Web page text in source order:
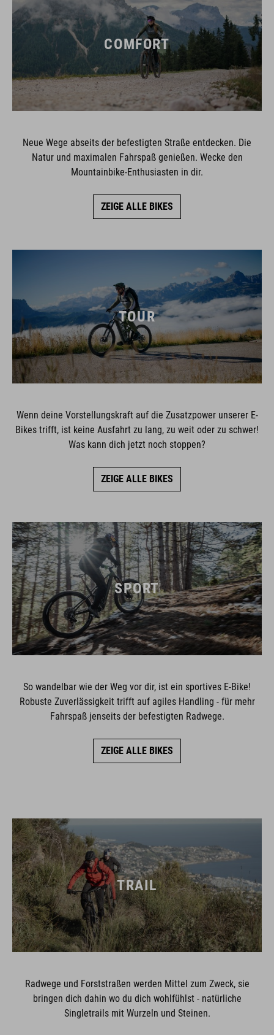
COMFORT
Neue Wege abseits der befestigten Straße entdecken. Die
Natur und maximalen Fahrspaß genießen. Wecke den
Mountainbike-Enthusiasten in dir.
ZEIGE ALLE BIKES
TOUR
Wenn deine Vorstellungskraft auf die Zusatzpower unserer E-
Bikes trifft, ist keine Ausfahrt zu lang, zu weit oder zu schwer!
Was kann dich jetzt noch stoppen?
ZEIGE ALLE BIKES
SPORT
So wandelbar wie der Weg vor dir, ist ein sportives E-Bike!
Robuste Zuverlässigkeit trifft auf agiles Handling - für mehr
Fahrspaß jenseits der befestigten Radwege.
ZEIGE ALLE BIKES
TRAIL
Radwege und Forststraßen werden Mittel zum Zweck, sie
bringen dich dahin wo du dich wohlfühlst - natürliche
Singletrails mit Wurzeln und Steinen.